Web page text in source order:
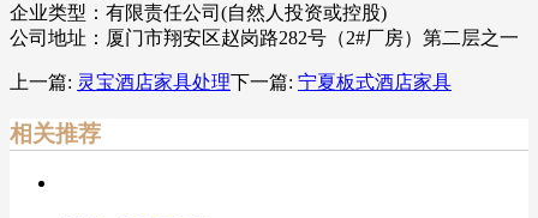
企业类型：有限责任公司(自然人投资或控股)
公司地址：厦门市翔安区赵岗路282号（2#厂房）第二层之一
上一篇: 灵宝酒店家具处理下一篇: 宁夏板式酒店家具
相关推荐